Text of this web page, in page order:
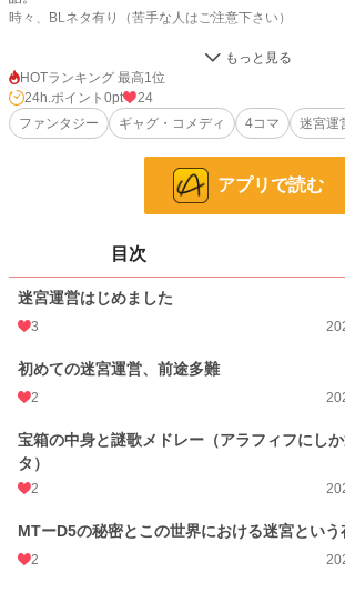
時々、BLネタ有り（苦手な人はご注意下さい）
一般女性向け 2,538 位 / 2,538 件
お気に入り
2025.12.23 16:48
初回公開日時 2025.07.10 11:30
月間ポイント 42 pt (1,152 位)
累計ポイント
HOTランキング 最高1位
24h.ポイント 0pt
24
ファンタジー
ギャグ・コメディ 4コマ 迷宮運
アプリで読む
目次
迷宮運営はじめました
3
初めての迷宮運営、前途多難
2
宝箱の中身と謎歌メドレー（アラフィフにし
タ）
2
MTーD5の秘密とこの世界における迷宮という
2